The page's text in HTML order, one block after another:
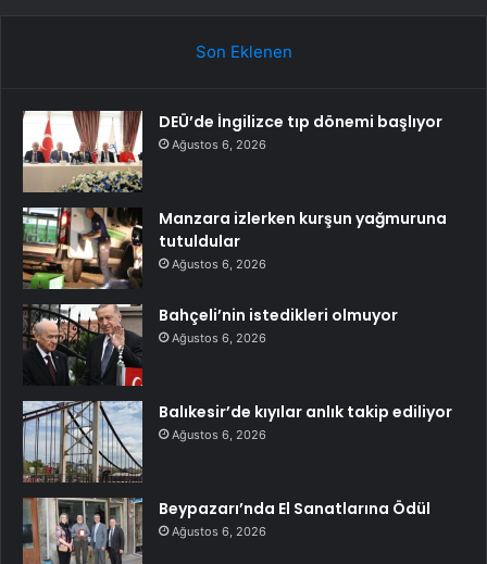
Son Eklenen
DEÜ’de İngilizce tıp dönemi başlıyor
Ağustos 6, 2026
Manzara izlerken kurşun yağmuruna
tutuldular
Ağustos 6, 2026
Bahçeli’nin istedikleri olmuyor
Ağustos 6, 2026
Balıkesir’de kıyılar anlık takip ediliyor
Ağustos 6, 2026
Beypazarı’nda El Sanatlarına Ödül
Ağustos 6, 2026